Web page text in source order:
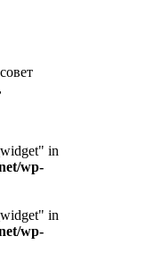
in
wp-
in
wp-